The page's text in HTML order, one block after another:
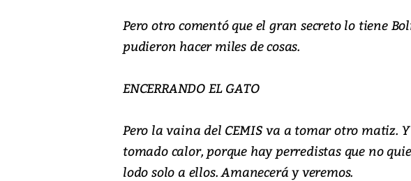
Pero otro comentó que el gran secreto lo tiene
pudieron hacer miles de cosas.
ENCERRANDO EL GATO
Pero la vaina del CEMIS va a tomar otro matiz.
tomado calor, porque hay perredistas que no
lodo solo a ellos. Amanecerá y veremos.